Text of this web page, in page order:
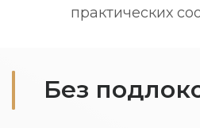
практических
Без